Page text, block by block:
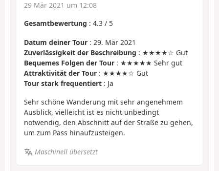
29 Mär 2021 um 12:08
Gesamtbewertung : 4.3 / 5
Datum deiner Tour : 29. Mär 2021
Zuverlässigkeit der Beschreibung : ★★★★☆ Gut
Bequemes Folgen der Tour : ★★★★★ Sehr gut
Attraktivität der Tour : ★★★★☆ Gut
Tour stark frequentiert : Ja
Sehr schöne Wanderung mit sehr angenehmem
Ausblick, vielleicht ist es nicht unbedingt
notwendig, den Abschnitt auf der Straße zu gehen,
um zum Pass hinaufzusteigen.
Maschinell übersetzt